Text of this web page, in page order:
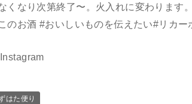
くなり次第終了〜。火入れに変わります
のお酒 #おいしいものを伝えたい#リカ
はた便り